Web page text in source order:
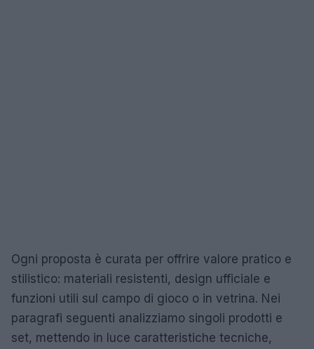
Ogni proposta è curata per offrire valore pratico e
stilistico: materiali resistenti, design ufficiale e
funzioni utili sul campo di gioco o in vetrina. Nei
paragrafi seguenti analizziamo singoli prodotti e
set, mettendo in luce caratteristiche tecniche,